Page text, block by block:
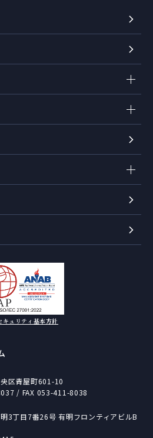
央区青屋町601-10
/ FAX 053-411-8038
3丁目7番26号 有明フロンティアビルB
キュリティ基本方針